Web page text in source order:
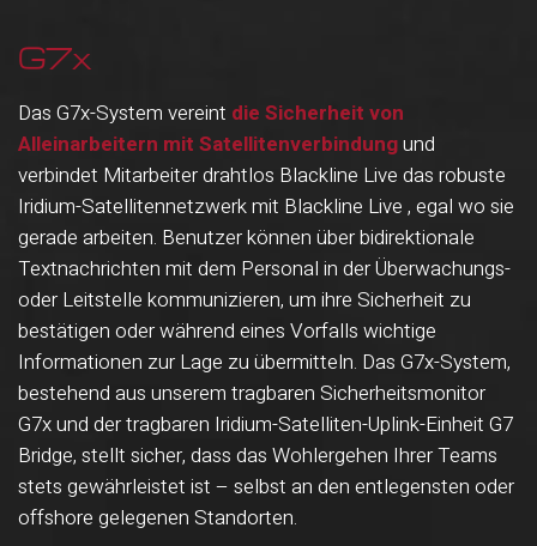
G7x
Das G7x-System vereint die Sicherheit von
Alleinarbeitern mit Satellitenverbindungund
verbindet Mitarbeiter drahtlos Blackline Live das robuste
Iridium-Satellitennetzwerk mit Blackline Live , egal wo sie
gerade arbeiten. Benutzer können über bidirektionale
Textnachrichten mit dem Personal in der Überwachungs-
oder Leitstelle kommunizieren, um ihre Sicherheit zu
bestätigen oder während eines Vorfalls wichtige
Informationen zur Lage zu übermitteln. Das G7x-System,
bestehend aus unserem tragbaren Sicherheitsmonitor
G7x und der tragbaren Iridium-Satelliten-Uplink-Einheit G7
Bridge, stellt sicher, dass das Wohlergehen Ihrer Teams
stets gewährleistet ist – selbst an den entlegensten oder
offshore gelegenen Standorten.